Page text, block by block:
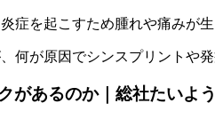
症を起こすため腫れや痛みが生
何が原因でシンスプリントや
があるのか｜総社たいよ